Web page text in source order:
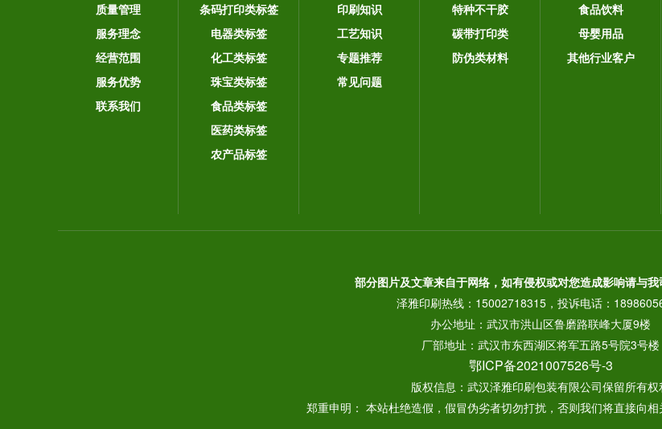
质量管理
服务理念
经营范围
服务优势
联系我们
条码打印类标签
电器类标签
化工类标签
珠宝类标签
食品类标签
医药类标签
农产品标签
印刷知识
工艺知识
专题推荐
常见问题
特种不干胶
碳带打印类
防伪类材料
食品饮料
母婴用品
其他行业客户
部分图片及文章来自于网络，如有侵权或对您造成影响请与我
泽雅印刷热线：15002718315，投诉电话：
办公地址：武汉市洪山区鲁磨路联峰大厦9楼
厂部地址：武汉市东西湖区将军五路5号院3号楼
鄂ICP备2021007526号-3
版权信息：武汉泽雅印刷包装有限公司保留所有权
郑重申明： 本站杜绝造假，假冒伪劣者切勿打扰，否则我们将直接向